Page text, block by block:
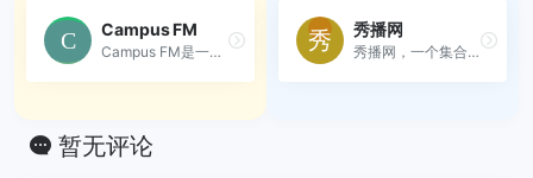
Campus FM
Campus FM是一个专注于高校校...
秀播网
秀播网，一个集合了海量广播...
暂无评论